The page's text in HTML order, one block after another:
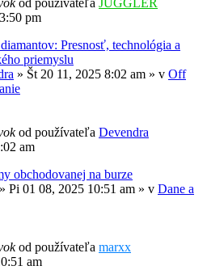
od používateľa JUGGLER
pm
Presnosť, technológia a
priemyslu
» Št 20 11, 2025 8:02 am » v Off
od používateľa Devendra
am
obchodovanej na burze
» Pi 01 08, 2025 10:51 am » v Dane a
od používateľa marxx
am